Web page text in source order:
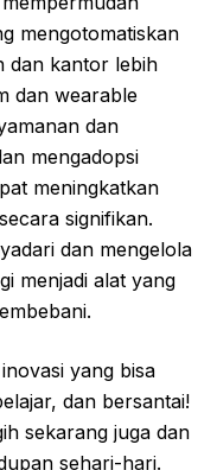
mengotomatiskan
dan kantor lebih
dan wearable
dan
mengadopsi
meningkatkan
signifikan.
dan mengelola
menjadi alat yang
yang bisa
dan bersantai!
sekarang juga dan
sehari-hari.